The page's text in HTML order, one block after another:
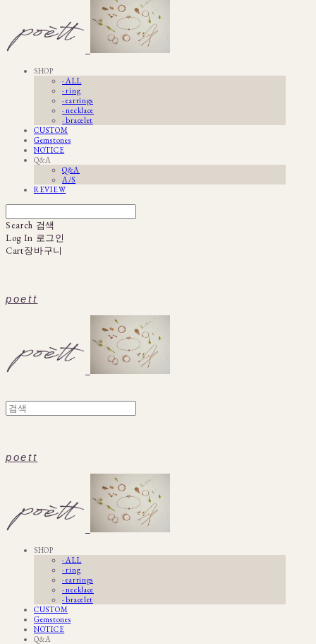
SHOP
· ALL
· ring
· earrings
· necklace
· bracelet
CUSTOM
Gemstones
NOTICE
Q&A
Q&A
A/S
REVIEW
Search 검색
Log In 로그인
Cart장바구니
poett
poett
SHOP
· ALL
· ring
· earrings
· necklace
· bracelet
CUSTOM
Gemstones
NOTICE
Q&A